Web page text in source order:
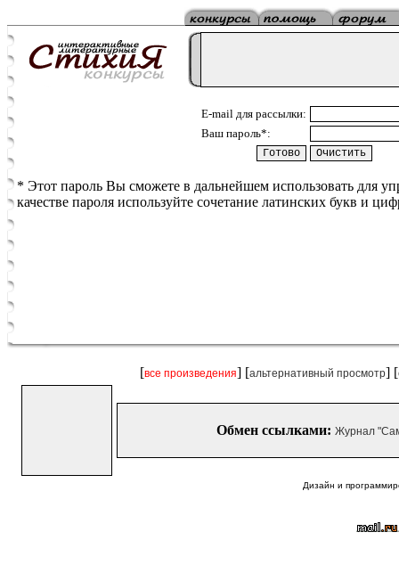
E-mail для рассылки:
Ваш пароль*:
* Этот пароль Вы сможете в дальнейшем использовать для
качестве пароля используйте сочетание латинских букв и
[все произведения] [альтернативный просмотр] [
Обмен ссылками: Журнал
Дизайн и